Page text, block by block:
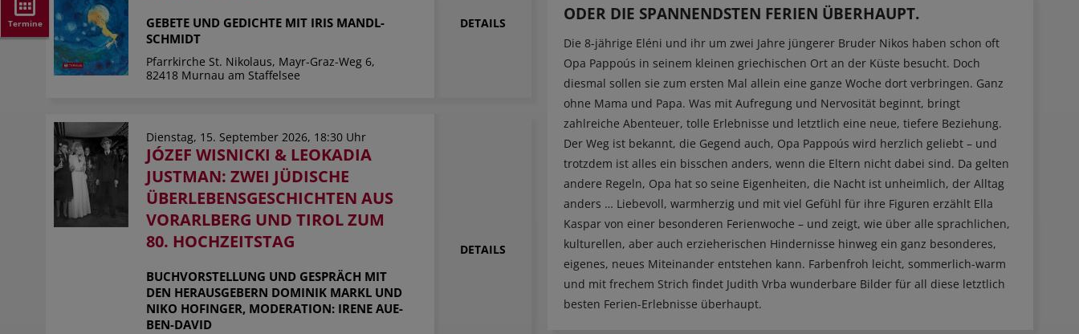
Termine
GEBETE UND GEDICHTE MIT IRIS MANDL-
SCHMIDT
Pfarrkirche St. Nikolaus, Mayr-Graz-Weg 6,
82418 Murnau am Staffelsee
DETAILS
Dienstag, 15. September 2026, 18:30 Uhr
JÓZEF WISNICKI & LEOKADIA
JUSTMAN: ZWEI JÜDISCHE
ÜBERLEBENSGESCHICHTEN AUS
VORARLBERG UND TIROL ZUM
80. HOCHZEITSTAG
BUCHVORSTELLUNG UND GESPRÄCH MIT
DEN HERAUSGEBERN DOMINIK MARKL UND
NIKO HOFINGER, MODERATION: IRENE AUE-
BEN-DAVID
DETAILS
ODER DIE SPANNENDSTEN FERIEN ÜBERHAUPT.
Die 8-jährige Eléni und ihr um zwei Jahre jüngerer Bruder Nikos haben schon oft
Opa Pappoús in seinem kleinen griechischen Ort an der Küste besucht. Doch
diesmal sollen sie zum ersten Mal allein eine ganze Woche dort verbringen. Ganz
ohne Mama und Papa. Was mit Aufregung und Nervosität beginnt, bringt
zahlreiche Abenteuer, tolle Erlebnisse und letztlich eine neue, tiefere Beziehung.
Der Weg ist bekannt, die Gegend auch, Opa Pappoús wird herzlich geliebt – und
trotzdem ist alles ein bisschen anders, wenn die Eltern nicht dabei sind. Da gelten
andere Regeln, Opa hat so seine Eigenheiten, die Nacht ist unheimlich, der Alltag
anders … Liebevoll, warmherzig und mit viel Gefühl für ihre Figuren erzählt Ella
Kaspar von einer besonderen Ferienwoche – und zeigt, wie über alle sprachlichen,
kulturellen, aber auch erzieherischen Hindernisse hinweg ein ganz besonderes,
eigenes, neues Miteinander entstehen kann. Farbenfroh leicht, sommerlich-warm
und mit frechem Strich findet Judith Vrba wunderbare Bilder für all diese letztlich
besten Ferien-Erlebnisse überhaupt.